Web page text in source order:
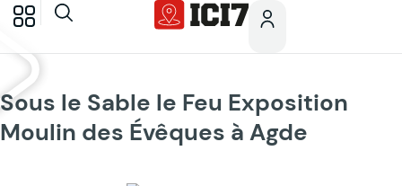
Sous le Sable le Feu Exposition
Moulin des Évêques à Agde